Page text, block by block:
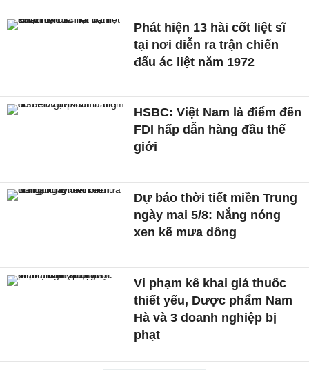
Phát hiện 13 hài cốt liệt sĩ
tại nơi diễn ra trận chiến
đấu ác liệt năm 1972
HSBC: Việt Nam là điểm đến
FDI hấp dẫn hàng đầu thế
giới
Dự báo thời tiết miền Trung
ngày mai 5/8: Nắng nóng
xen kẽ mưa dông
Vi phạm kê khai giá thuốc
thiết yếu, Dược phẩm Nam
Hà và 3 doanh nghiệp bị
phạt